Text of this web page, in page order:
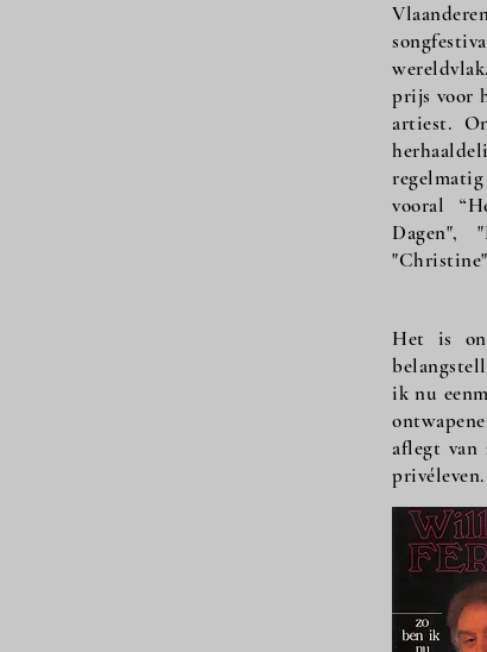
prijs voor
artiest.
vooral
Dagen",
"Christine"
Het is
ik nu
aflegt van
privéleven.